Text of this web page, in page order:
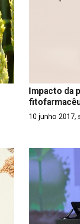
Impacto da
10 junho 2017,